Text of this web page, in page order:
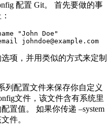
配置 Git。 首先要做的事
"John Doe"
项，并用类似的方式来定制
列配置文件来保存你自定义
文件，该文件含有系统里
置值。 如果你传递 –system
件。